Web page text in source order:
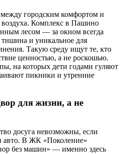
городским комфортом и
Комплекс в Пашино
лесом — за окном всегда
тишина и уникальное для
Такую среду ищут те, кто
ценностью, а не роскошью.
на которых дети годами гуляют
пикники и утренние
для жизни, а не
досуга невозможны, если
авто. В ЖК «Поколение»
без машин» — именно здесь